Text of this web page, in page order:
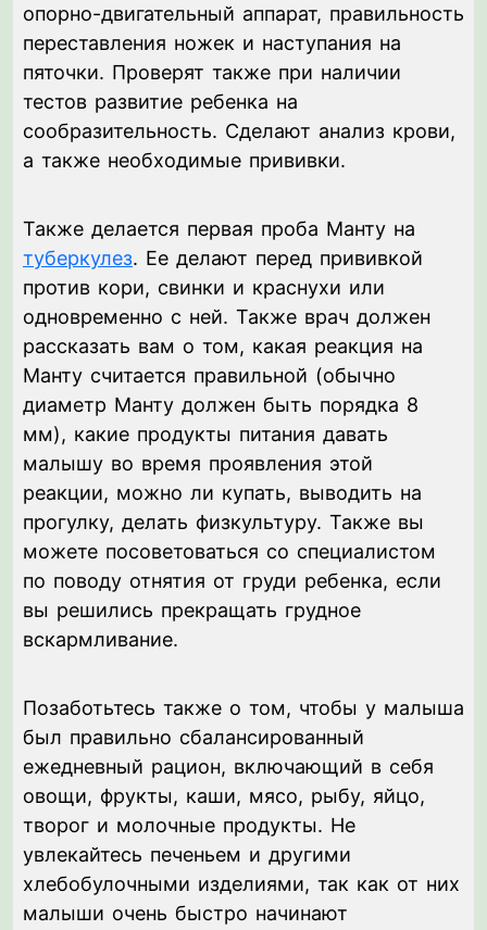
опорно-двигательный аппарат, правильность
переставления ножек и наступания на
пяточки. Проверят также при наличии
тестов развитие ребенка на
сообразительность. Сделают анализ крови,
а также необходимые прививки.
Также делается первая проба Манту на
туберкулез. Ее делают перед прививкой
против кори, свинки и краснухи или
одновременно с ней. Также врач должен
рассказать вам о том, какая реакция на
Манту считается правильной (обычно
диаметр Манту должен быть порядка 8
мм), какие продукты питания давать
малышу во время проявления этой
реакции, можно ли купать, выводить на
прогулку, делать физкультуру. Также вы
можете посоветоваться со специалистом
по поводу отнятия от груди ребенка, если
вы решились прекращать грудное
вскармливание.
Позаботьтесь также о том, чтобы у малыша
был правильно сбалансированный
ежедневный рацион, включающий в себя
овощи, фрукты, каши, мясо, рыбу, яйцо,
творог и молочные продукты. Не
увлекайтесь печеньем и другими
хлебобулочными изделиями, так как от них
малыши очень быстро начинают